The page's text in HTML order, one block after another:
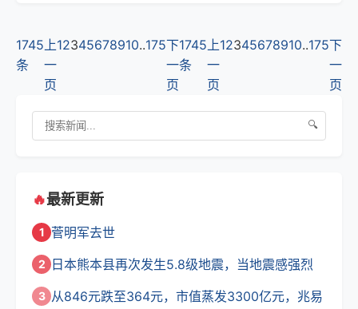
1745
条
上
一
页
12345678910..175下
一
页
1745
条
上
一
页
12345678910..175下
一
页
🔍
🔥最新更新
1 菅明军去世
2 日本熊本县再次发生5.8级地震，当地震感强烈
3 从846元跌至364元，市值蒸发3300亿元，兆易